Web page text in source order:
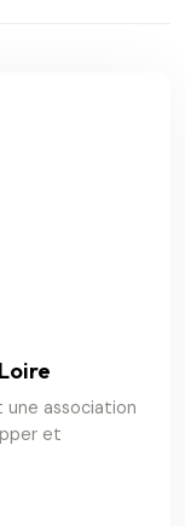
une association
et